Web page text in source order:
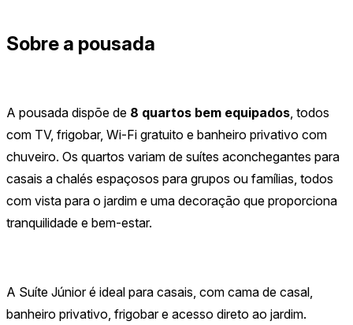
Sobre a pousada
A pousada dispõe de 8 quartos bem equipados, todos
com TV, frigobar, Wi-Fi gratuito e banheiro privativo com
chuveiro. Os quartos variam de suítes aconchegantes para
casais a chalés espaçosos para grupos ou famílias, todos
com vista para o jardim e uma decoração que proporciona
tranquilidade e bem-estar.
A Suíte Júnior é ideal para casais, com cama de casal,
banheiro privativo, frigobar e acesso direto ao jardim.